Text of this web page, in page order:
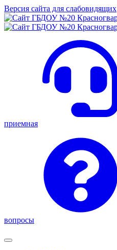
Версия сайта для слабовидящих
приемная
вопросы